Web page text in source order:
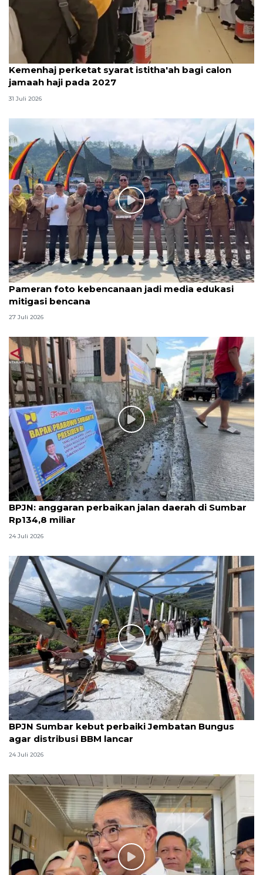
Kemenhaj perketat syarat istitha'ah bagi calon
jamaah haji pada 2027
31 Juli 2026
Pameran foto kebencanaan jadi media edukasi
mitigasi bencana
27 Juli 2026
BPJN: anggaran perbaikan jalan daerah di Sumbar
Rp134,8 miliar
24 Juli 2026
BPJN Sumbar kebut perbaiki Jembatan Bungus
agar distribusi BBM lancar
24 Juli 2026